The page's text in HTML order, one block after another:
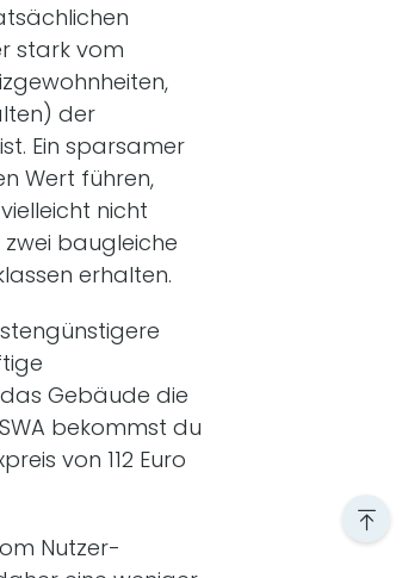
stark vom
der
Ein sparsamer
Wert führen,
nicht
baugleiche
erhalten.
Gebäude die
bekommst du
von 112 Euro
Nutzer­